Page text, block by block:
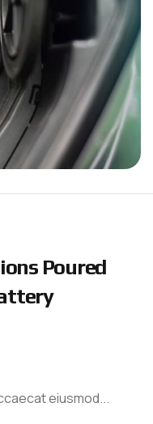
ions Poured
ttery
eiusmod...